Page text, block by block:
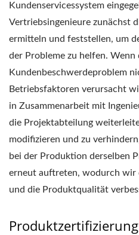
Kundenservicessystem
Vertriebsingenieure zunächst
ermitteln und feststellen, um
der Probleme zu helfen. Wenn
Kundenbeschwerdeproblem
Betriebsfaktoren verursacht
in Zusammenarbeit mit
die Projektabteilung
modifizieren und zu
bei der Produktion derselben
erneut auftreten, wodurch wir
und die Produktqualität
Produktzertifizierung